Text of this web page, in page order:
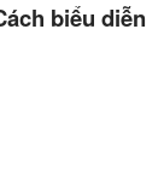
biểu diễn